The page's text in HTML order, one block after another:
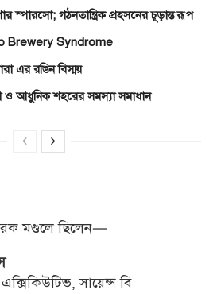
স্পারসো; গঠনতান্ত্রিক প্রহসনের চূড়ান্ত রূপ
Brewery Syndrome
এর রঙিন বিস্ময়
ও আধুনিক শহরের সমস্যা সমাধান
মণ্ডলে ছিলেন—
সায়েন্স বি